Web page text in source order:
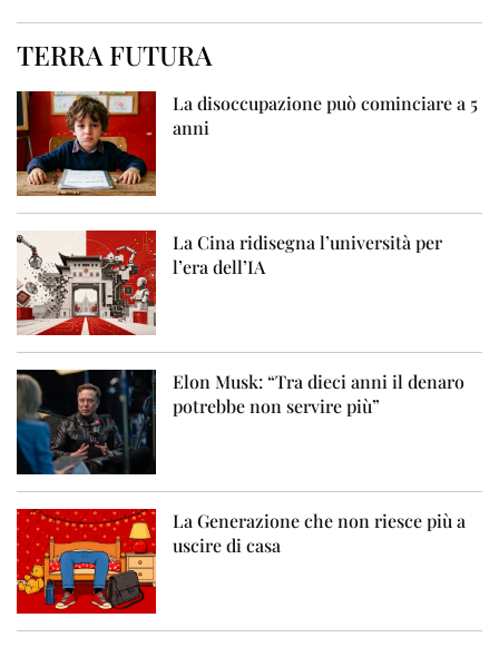
TERRA FUTURA
La disoccupazione può cominciare a 5
anni
La Cina ridisegna l’università per
l’era dell’IA
Elon Musk: “Tra dieci anni il denaro
potrebbe non servire più”
La Generazione che non riesce più a
uscire di casa